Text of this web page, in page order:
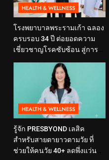
HEALTH & WELLNESS
โรงพยาบาลพระรามเก้า ฉลอง
ครบรอบ 34 ปี ต่อยอดความ
เชี่ยวชาญโรคซับซ้อน สู่การ
ดูแลสุขภาพเชิงป้องกันที่ตอบ
โจทย์ไลฟ์สไตล์ ภายใต้แนวคิด
“SELF-CARE IS HEALTHCARE”
HEALTH & WELLNESS
รู้จัก PRESBYOND เลสิค
สำหรับสายตายาวตามวัย ที่
ช่วยให้คนวัย 40+ ลดพึ่งแว่น